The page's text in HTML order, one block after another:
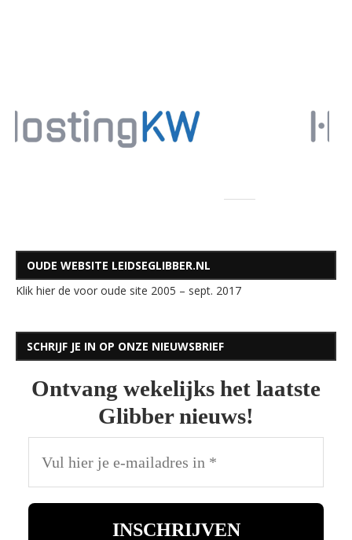
OUDE WEBSITE LEIDSEGLIBBER.NL
Klik hier de voor oude site 2005 – sept. 2017
SCHRIJF JE IN OP ONZE NIEUWSBRIEF
Ontvang wekelijks het laatste
Glibber nieuws!